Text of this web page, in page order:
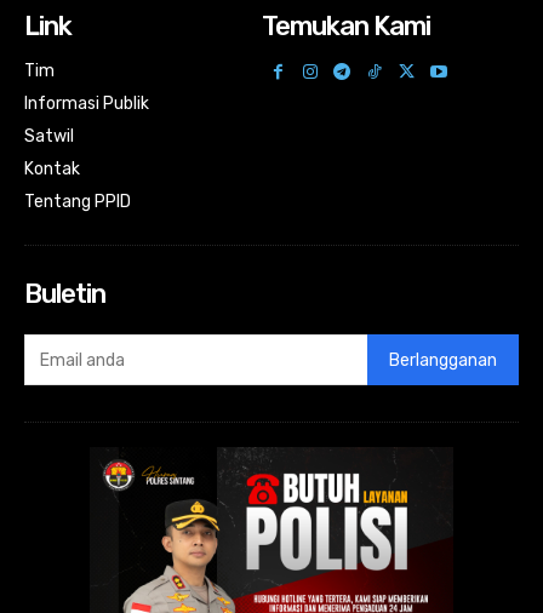
Link
Tim
Informasi Publik
Satwil
Kontak
Tentang PPID
Temukan Kami
Buletin
Berlangganan